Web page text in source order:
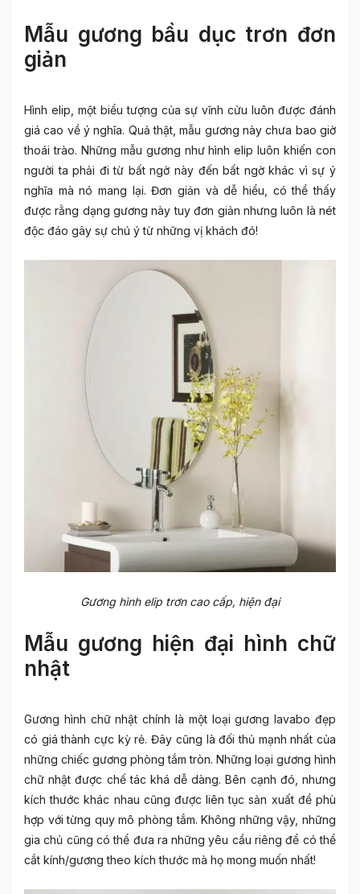
Mẫu gương bầu dục trơn đơn
giản
Hình elip, một biểu tượng của sự vĩnh cửu luôn được đánh
giá cao về ý nghĩa. Quả thật, mẫu gương này chưa bao giờ
thoái trào. Những mẫu gương như hình elip luôn khiến con
người ta phải đi từ bất ngờ này đến bất ngờ khác vì sự ý
nghĩa mà nó mang lại. Đơn giản và dễ hiểu, có thể thấy
được rằng dạng gương này tuy đơn giản nhưng luôn là nét
độc đáo gây sự chú ý từ những vị khách đó!
Gương hình elip trơn cao cấp, hiện đại
Mẫu gương hiện đại hình chữ
nhật
Gương hình chữ nhật chính là một loạigương lavabo đẹp
có giá thành cực kỳ rẻ. Đây cũng là đối thủ mạnh nhất của
những chiếc gương phòng tắm tròn. Những loại gương hình
chữ nhật được chế tác khá dễ dàng. Bên cạnh đó, nhưng
kích thước khác nhau cũng được liên tục sản xuất để phù
hợp với từng quy mô phòng tắm. Không những vậy, những
gia chủ cũng có thể đưa ra những yêu cầu riêng để có thể
cắt kính/gương theo kích thước mà họ mong muốn nhất!